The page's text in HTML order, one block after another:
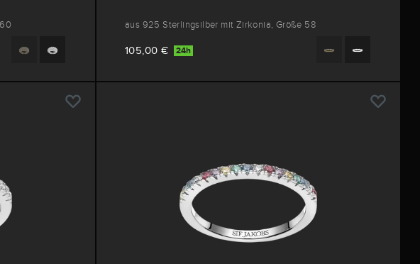
aus 925 Sterlingsilber mit Zirkonia, Größe 58
105,00 € 24h